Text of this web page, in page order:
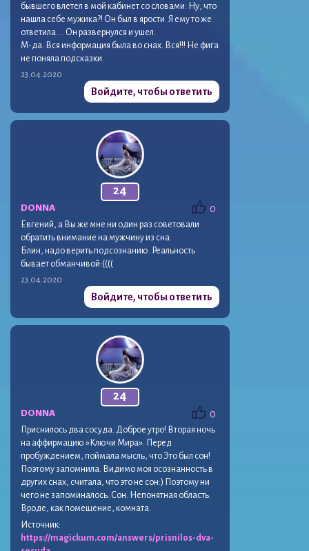
бывшего влетел в мой кабинет со словами: Ну, что
нашла себе мужика?! Он был в ярости. Я ему то же
ответила…. Он развернулся и ушел.
М-да. Вся информация была во снах. Вся!!! Не фига
не поняла подсказки.
23.04.2020
Войдите, чтобы ответить
24
0
DONNA
Евгений, а Вы же мне ни один раз советовали
обратить внимание на мужчину из сна.
Блин, надо верить подсознанию. Реальность
бывает обманчивой:((((
23.04.2020
Войдите, чтобы ответить
24
0
DONNA
Приснилось два сосуда. Доброе утро! Вторая ночь
на аффирмацию »Ключи Мира». Перед
пробуждением, поймала мысль, что Это был сон!
Поэтому запомнила. Видимо моя осознанность в
других снах, считала, что это не сон:) Поэтому ни
чего не запоминалось. Сон. Непонятная область.
Вроде, как помещение, комната.
Источник:
https://magickum.com/answers/prisnilos-dva-